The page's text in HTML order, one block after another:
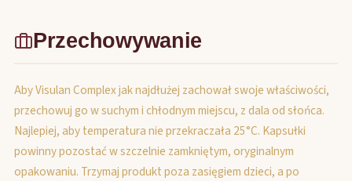
Przechowywanie
Aby Visulan Complex jak najdłużej zachował swoje właściwości,
przechowuj go w suchym i chłodnym miejscu, z dala od słońca.
Najlepiej, aby temperatura nie przekraczała 25°C. Kapsułki
powinny pozostać w szczelnie zamkniętym, oryginalnym
opakowaniu. Trzymaj produkt poza zasięgiem dzieci, a po